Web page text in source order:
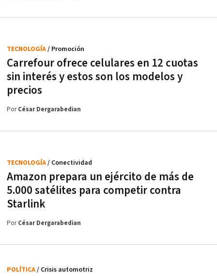
Carrefour ofrece celulares en 12 cuotas
sin interés y estos son los modelos y
precios
TECNOLOGÍA/ Promoción
PorCésar Dergarabedian
Amazon prepara un ejército de más de
5.000 satélites para competir contra
Starlink
TECNOLOGÍA/ Conectividad
PorCésar Dergarabedian
POLÍTICA/ Crisis automotriz